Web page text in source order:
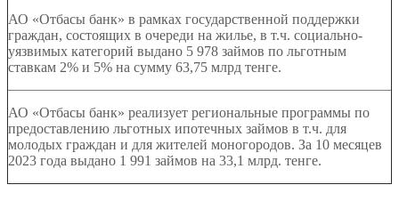
АО «Отбасы банк» в рамках государственной поддержки
граждан, состоящих в очереди на жилье, в т.ч. социально-
уязвимых категорий выдано 5 978 займов по льготным
ставкам 2% и 5% на сумму 63,75 млрд тенге.
АО «Отбасы банк» реализует региональные программы по
предоставлению льготных ипотечных займов в т.ч. для
молодых граждан и для жителей моногородов. За 10 месяцев
2023 года выдано 1 991 займов на 33,1 млрд. тенге.